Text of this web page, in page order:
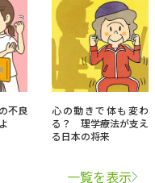
不良
心の動きで体も変わ
る？ 理学療法が支え
る日本の将来
一覧を表示